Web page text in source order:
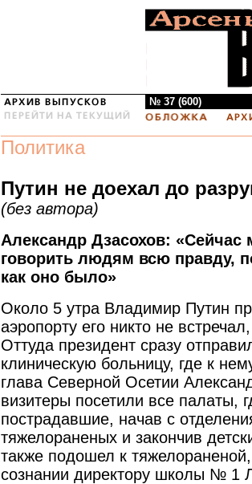
№ 37 (600)
Политика
Путин не доехал до
(без автора)
Александр Дзасохов:
говорить людям всю правду,
как оно было»
Около 5 утра Владимир Путин
аэропорту его никто не
Оттуда президент сразу
клиническую больницу, где к
глава Северной Осетии
визитеры посетили все палаты,
пострадавшие, начав с
тяжелораненых и закончив
также подошел к
сознании директору школы № 1